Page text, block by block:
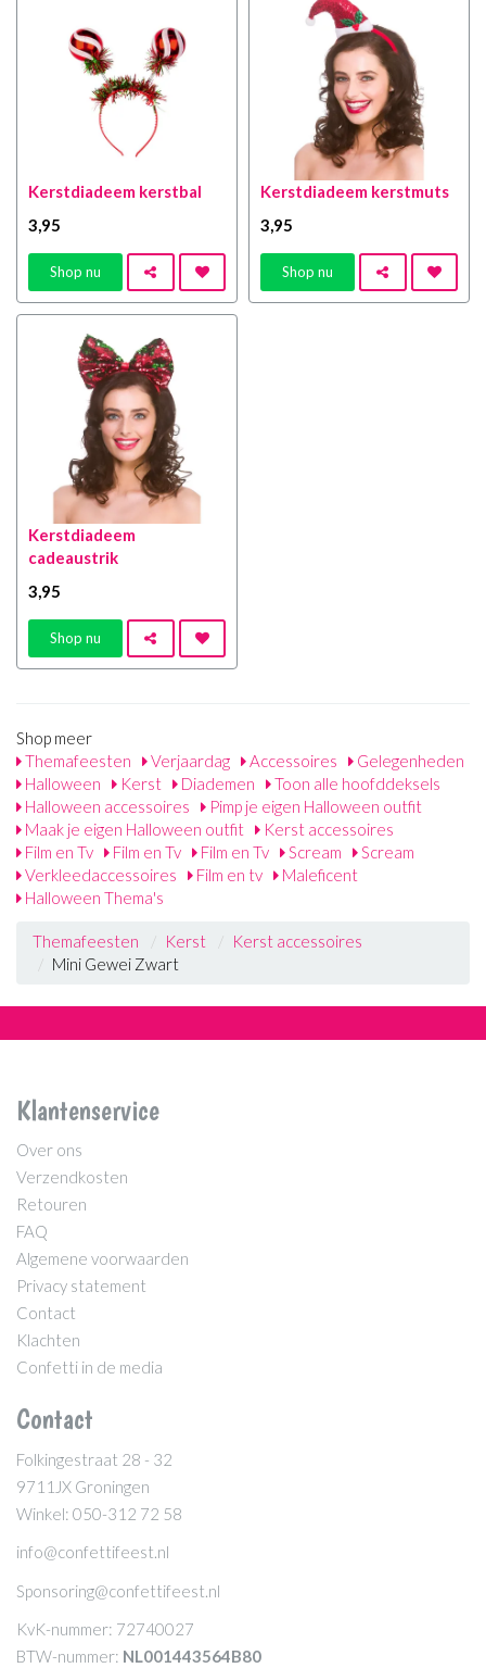
Kerstdiadeem kerstbal
3,95
Shop nu
Kerstdiadeem kerstmuts
3,95
Shop nu
Kerstdiadeem
cadeaustrik
3,95
Shop nu
Shop meer
Themafeesten
Verjaardag Accessoires
Gelegenheden
Halloween
Kerst Diademen
Toon alle hoofddeksels
Halloween accessoires
Pimp je eigen Halloween outfit
Maak je eigen Halloween outfit
Kerst accessoires
Film en Tv
Film en Tv Film en Tv Scream
Scream
Verkleedaccessoires
Film en tv
Maleficent
Halloween Thema's
Themafeesten Kerst
Kerst accessoires
Mini Gewei Zwart
Klantenservice
Over ons
Verzendkosten
Retouren
FAQ
Algemene voorwaarden
Privacy statement
Contact
Klachten
Confetti in de media
Contact
Folkingestraat 28 - 32
9711JX Groningen
Winkel: 050-312 72 58
info@confettifeest.nl
Sponsoring@confettifeest.nl
KvK-nummer: 72740027
BTW-nummer: NL001443564B80